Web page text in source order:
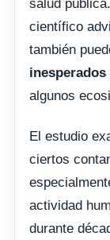
salud
científico
también
inesperados
algunos
El estudio
ciertos
actividad
durante